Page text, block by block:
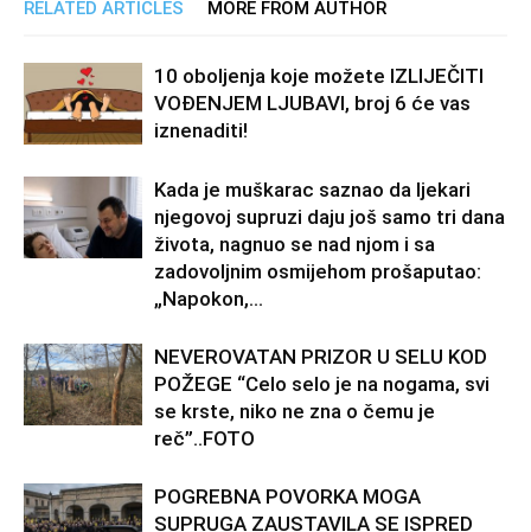
RELATED ARTICLES MORE FROM AUTHOR
10 oboljenja koje možete IZLIJEČITI
VOĐENJEM LJUBAVI, broj 6 će vas
iznenaditi!
Kada je muškarac saznao da ljekari
njegovoj supruzi daju još samo tri dana
života, nagnuo se nad njom i sa
zadovoljnim osmijehom prošaputao:
„Napokon,...
NEVEROVATAN PRIZOR U SELU KOD
POŽEGE “Celo selo je na nogama, svi
se krste, niko ne zna o čemu je
reč”..FOTO
POGREBNA POVORKA MOGA
SUPRUGA ZAUSTAVILA SE ISPRED